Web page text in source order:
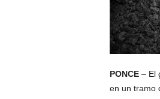
PONCE– El
en un tramo